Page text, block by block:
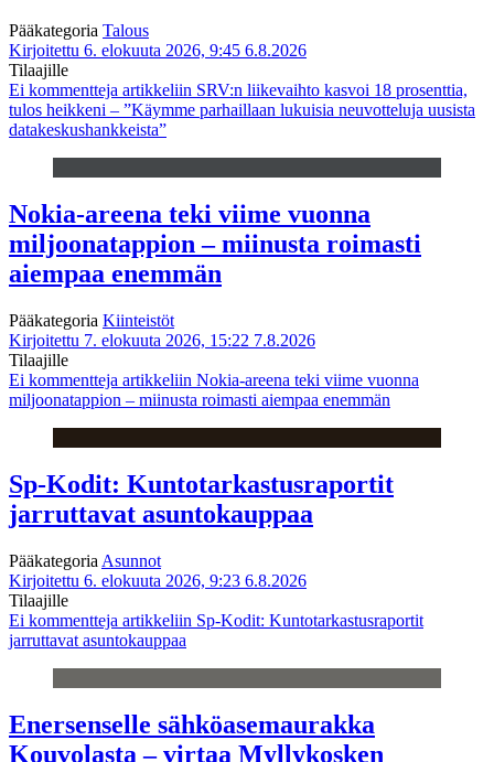
Pääkategoria Talous
Kirjoitettu 6. elokuuta 2026, 9:45 6.8.2026
Tilaajille
Ei kommentteja artikkeliin SRV:n liikevaihto kasvoi 18 prosenttia,
tulos heikkeni – ”Käymme parhaillaan lukuisia neuvotteluja uusista
datakeskushankkeista”
Nokia-areena teki viime vuonna
miljoonatappion – miinusta roimasti
aiempaa enemmän
Pääkategoria Kiinteistöt
Kirjoitettu 7. elokuuta 2026, 15:22 7.8.2026
Tilaajille
Ei kommentteja artikkeliin Nokia-areena teki viime vuonna
miljoonatappion – miinusta roimasti aiempaa enemmän
Sp-Kodit: Kuntotarkastusraportit
jarruttavat asuntokauppaa
Pääkategoria Asunnot
Kirjoitettu 6. elokuuta 2026, 9:23 6.8.2026
Tilaajille
Ei kommentteja artikkeliin Sp-Kodit: Kuntotarkastusraportit
jarruttavat asuntokauppaa
Enersenselle sähköasemaurakka
Kouvolasta – virtaa Myllykosken